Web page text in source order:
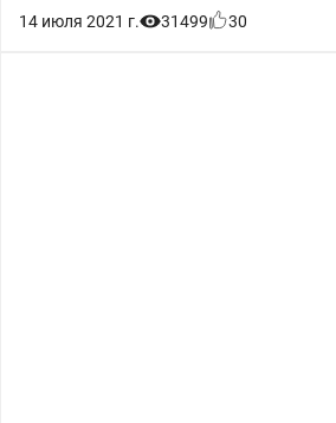
14 июля 2021 г. 31499 30